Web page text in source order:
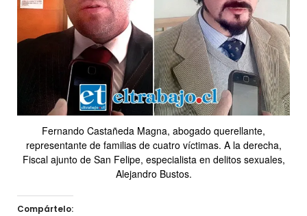
Fernando Castañeda Magna, abogado querellante,
representante de familias de cuatro víctimas. A la derecha,
Fiscal ajunto de San Felipe, especialista en delitos sexuales,
Alejandro Bustos.
Compártelo: